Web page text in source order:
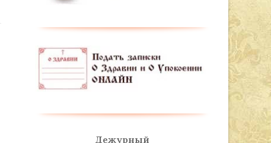
Дежурный